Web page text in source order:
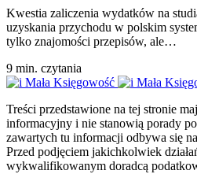
Kwestia zaliczenia wydatków na
uzyskania przychodu w polskim
tylko znajomości przepisów, ale…
9 min. czytania
Treści przedstawione na tej stronie
informacyjny i nie stanowią porady
zawartych tu informacji odbywa się
Przed podjęciem jakichkolwiek
wykwalifikowanym doradcą